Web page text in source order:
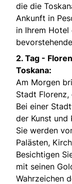
die die
Ankunft in
in Ihrem
2. Tag -
Toskana:
Am Morgen
Stadt
Bei einer
der Kunst und
Sie werden
Palästen,
Besichtigen
mit seinen
Wahrzeichen